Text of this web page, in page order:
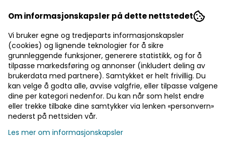
Stolsløyfe - Mauve
Nydelig stolsløyfe i sateng. 23
cm bred, 3 meter lang. Nydelig
stolsløyfe i sateng. 23 cm bred,
3 meter lang.
21,-
Stolsløyfe - Plomme
Nydelig stolsløyfe i sateng. 23
cm bred, 3 meter lang.Nydelig
stolsløyfe i sateng. 23 cm bred,
3 meter lang.
21,-
Om informasjonskapsler på dette nettstedet
Vi bruker egne og tredjeparts informasjonskapsler
(cookies) og lignende teknologier for å sikre
grunnleggende funksjoner, generere statistikk, og for å
tilpasse markedsføring og annonser (inkludert deling av
brukerdata med partnere). Samtykket er helt frivillig. Du
kan velge å godta alle, avvise valgfrie, eller tilpasse valgene
dine per kategori nedenfor. Du kan når som helst endre
eller trekke tilbake dine samtykker via lenken «personvern»
nederst på nettsiden vår.
Les mer om informasjonskapsler